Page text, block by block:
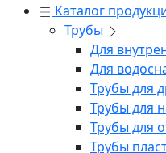
Каталог
Трубы
Для
Для
Трубы для
Трубы для
Трубы для
Трубы